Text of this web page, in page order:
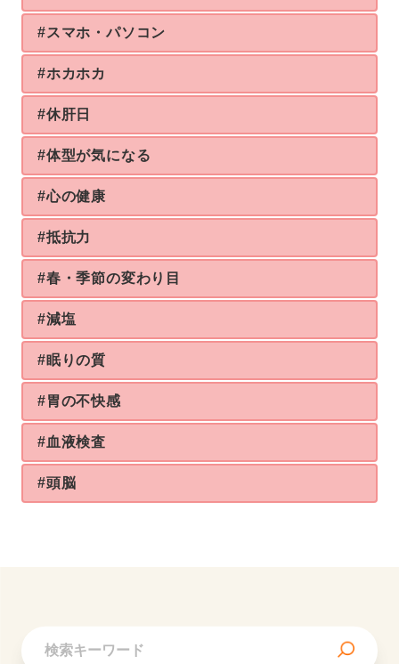
#スマホ・パソコン
#ホカホカ
#休肝日
#体型が気になる
#心の健康
#抵抗力
#春・季節の変わり目
#減塩
#眠りの質
#胃の不快感
#血液検査
#頭脳